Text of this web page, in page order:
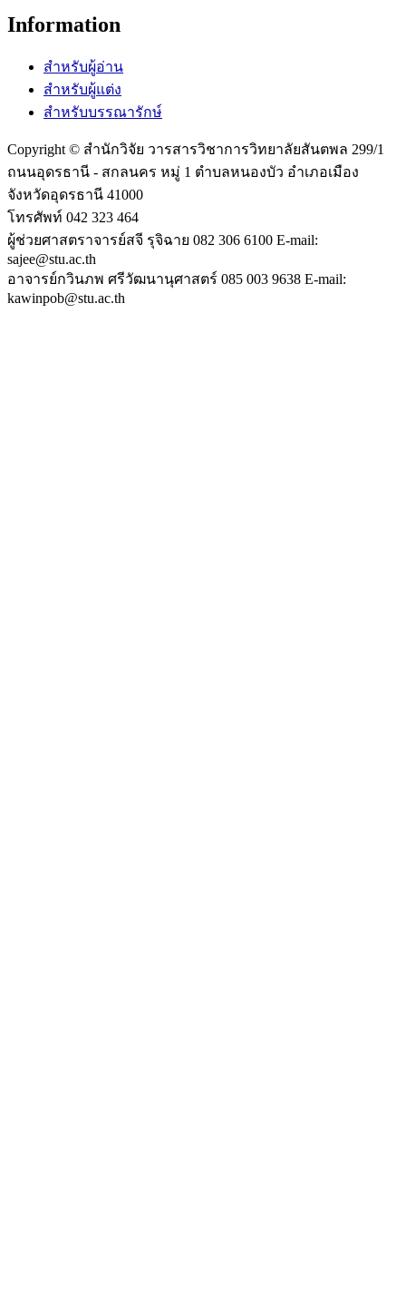
Information
สำหรับผู้อ่าน
สำหรับผู้แต่ง
สำหรับบรรณารักษ์
Copyright © สำนักวิจัย วารสารวิชาการวิทยาลัยสันตพล 299/1
ถนนอุดรธานี - สกลนคร หมู่ 1 ตำบลหนองบัว อำเภอเมือง
จังหวัดอุดรธานี 41000
โทรศัพท์ 042 323 464
ผู้ช่วยศาสตราจารย์สจี รุจิฉาย 082 306 6100 E-mail:
sajee@stu.ac.th
อาจารย์กวินภพ ศรีวัฒนานุศาสตร์ 085 003 9638 E-mail:
kawinpob@stu.ac.th